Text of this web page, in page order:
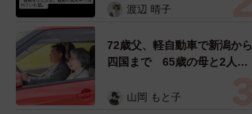
ようとした4日間 「命の重
表の訴え
渡辺 晴子
72歳父、軽自動車で新潟から
四国まで 65歳の母と2人で
憩まで分刻み… 「大学生で
山岡 もと子